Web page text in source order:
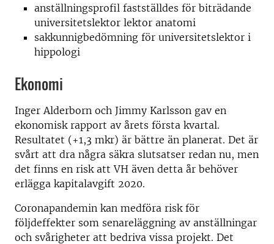
anställningsprofil fastställdes för biträdande
universitetslektor lektor anatomi
sakkunnigbedömning för universitetslektor i
hippologi
Ekonomi
Inger Alderborn och Jimmy Karlsson gav en
ekonomisk rapport av årets första kvartal.
Resultatet (+1,3 mkr) är bättre än planerat. Det är
svårt att dra några säkra slutsatser redan nu, men
det finns en risk att VH även detta år behöver
erlägga kapitalavgift 2020.
Coronapandemin kan medföra risk för
följdeffekter som senareläggning av anställningar
och svårigheter att bedriva vissa projekt. Det